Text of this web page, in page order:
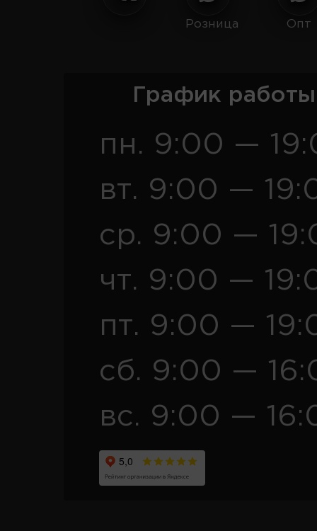
Розница Опт
График
пн. 9:00 —
вт. 9:00 —
ср. 9:00 —
чт. 9:00 —
пт. 9:00 —
сб. 9:00 —
вс. 9:00 —